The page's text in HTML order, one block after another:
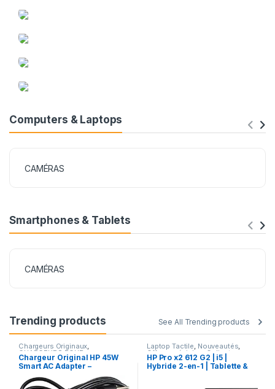
Computers & Laptops
CAMÉRAS
Smartphones & Tablets
CAMÉRAS
Trending products See All Trending products
Chargeurs Originaux,
CHARGEURS POUR
ORDINATEURS
Chargeur Original HP 45W
Smart AC Adapter –
Adaptateur Secteur avec
Câble d’Alimentation
Laptop Tactile, Nouveautés,
Offres spéciales, Ordinateurs
HP,ORDINATEURS PORTABLES
Ordinateurs portables
d’occasion
HP Pro x2 612 G2 | i5 |
Hybride 2-en-1 | Tablette &